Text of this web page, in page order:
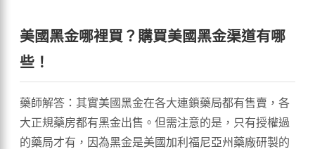
美國黑金哪裡買？購買美國黑金渠道有哪
些！
藥師解答：其實美國黑金在各大連鎖藥局都有售賣，各
大正規藥房都有黑金出售。但需注意的是，只有授權過
的藥局才有，因為黑金是美國加利福尼亞州藥廠研製的